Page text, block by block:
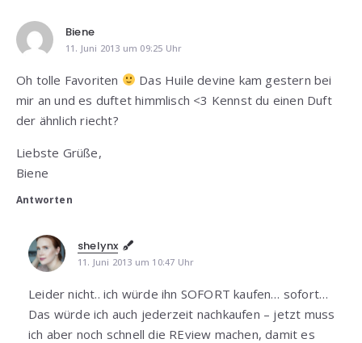
Biene
11. Juni 2013 um 09:25 Uhr
Oh tolle Favoriten
Das Huile devine kam gestern bei
mir an und es duftet himmlisch <3 Kennst du einen Duft
der ähnlich riecht?
Liebste Grüße,
Biene
Antworten
shelynx
11. Juni 2013 um 10:47 Uhr
Leider nicht.. ich würde ihn SOFORT kaufen… sofort…
Das würde ich auch jederzeit nachkaufen – jetzt muss
ich aber noch schnell die REview machen, damit es